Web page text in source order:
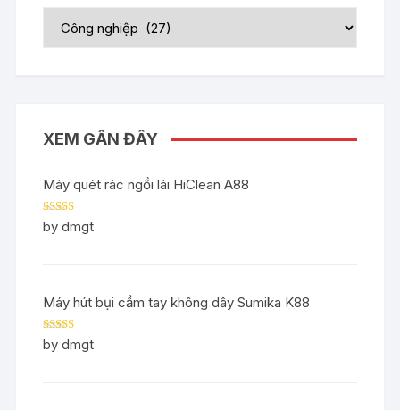
XEM GẦN ĐÂY
Máy quét rác ngồi lái HiClean A88
Rated5out
of 5
by dmgt
Máy hút bụi cầm tay không dây Sumika K88
Rated5out
of 5
by dmgt